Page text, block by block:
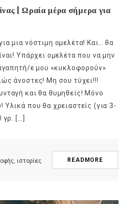
| Ωραία μέρα σήμερα για
μια νόστιμη ομελέτα! Και… θα
Υπάρχει ομελέτα που να μην
ε μου «κυκλοφορούν»
άνοστες! Μη σου τύχει!!!
και θα θυμηθείς! Μόνο
που θα χρειαστείς (για 3-
γρ. […]
, ιστορίες
READMORE